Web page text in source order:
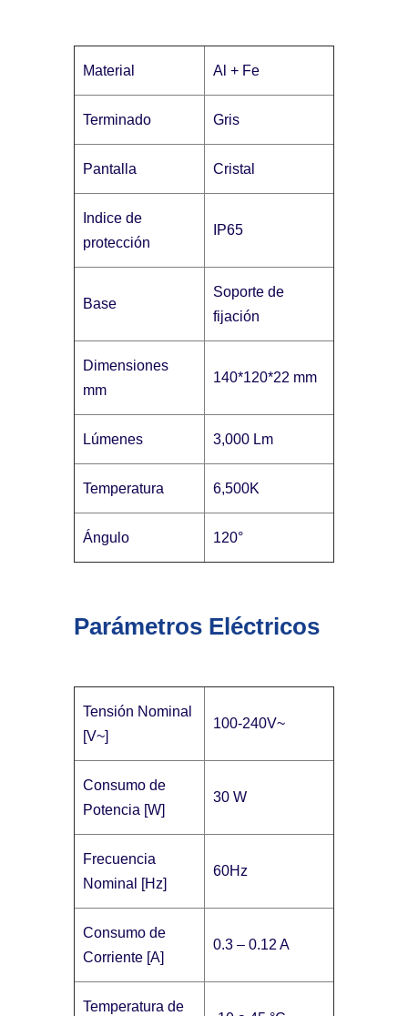
Material Al + Fe
Terminado Gris
Pantalla Cristal
Indice de
protección
IP65
Base
Soporte de
fijación
Dimensiones
mm
140*120*22 mm
Lúmenes 3,000 Lm
Temperatura 6,500K
Ángulo 120°
Parámetros Eléctricos
Tensión Nominal
[V~]
100-240V~
Consumo de
Potencia [W]
30 W
Frecuencia
Nominal [Hz]
60Hz
Consumo de
Corriente [A]
0.3 – 0.12 A
Temperatura de